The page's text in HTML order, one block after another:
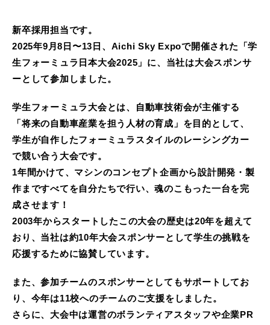
新卒採用担当です。
2025年9月8日〜13日、Aichi Sky Expoで開催された「学
生フォーミュラ日本大会2025」に、当社は大会スポンサ
ーとして参加しました。
学生フォーミュラ大会とは、自動車技術会が主催する
「将来の自動車産業を担う人材の育成」を目的として、
学生が自作したフォーミュラスタイルのレーシングカー
で競い合う大会です。
1年間かけて、マシンのコンセプト企画から設計開発・製
作まですべてを自分たちで行い、魂のこもった一台を完
成させます！
2003年からスタートしたこの大会の歴史は20年を超えて
おり、当社は約10年大会スポンサーとして学生の挑戦を
応援するために協賛しています。
また、参加チームのスポンサーとしてもサポートしてお
り、今年は11校へのチームのご支援をしました。
さらに、大会中は運営のボランティアスタッフや企業PR